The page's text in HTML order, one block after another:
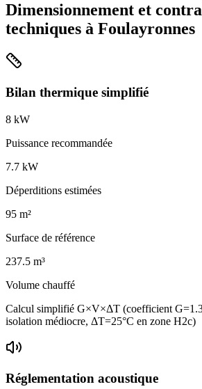
Dimensionnement et
techniques à Foulayronnes
Bilan thermique simplifié
8 kW
Puissance recommandée
7.7 kW
Déperditions estimées
95 m²
Surface de référence
237.5 m³
Volume chauffé
Calcul simplifié G×V×ΔT (coefficient
isolation médiocre, ΔT=25°C en zone H2c)
Réglementation acoustique